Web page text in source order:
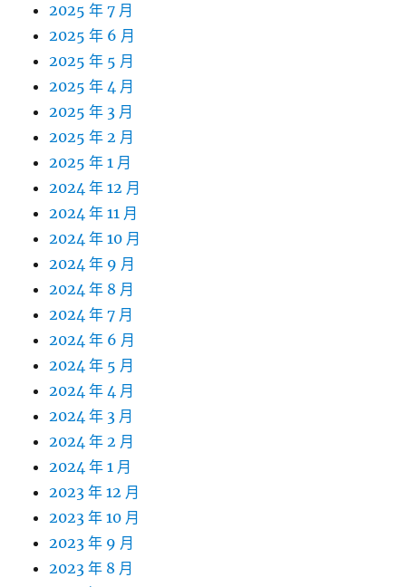
2025 年 7 月
2025 年 6 月
2025 年 5 月
2025 年 4 月
2025 年 3 月
2025 年 2 月
2025 年 1 月
2024 年 12 月
2024 年 11 月
2024 年 10 月
2024 年 9 月
2024 年 8 月
2024 年 7 月
2024 年 6 月
2024 年 5 月
2024 年 4 月
2024 年 3 月
2024 年 2 月
2024 年 1 月
2023 年 12 月
2023 年 10 月
2023 年 9 月
2023 年 8 月